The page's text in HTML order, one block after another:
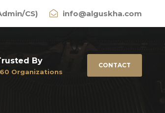
CS) info@alguskha.com
By
Organizations
CONTACT